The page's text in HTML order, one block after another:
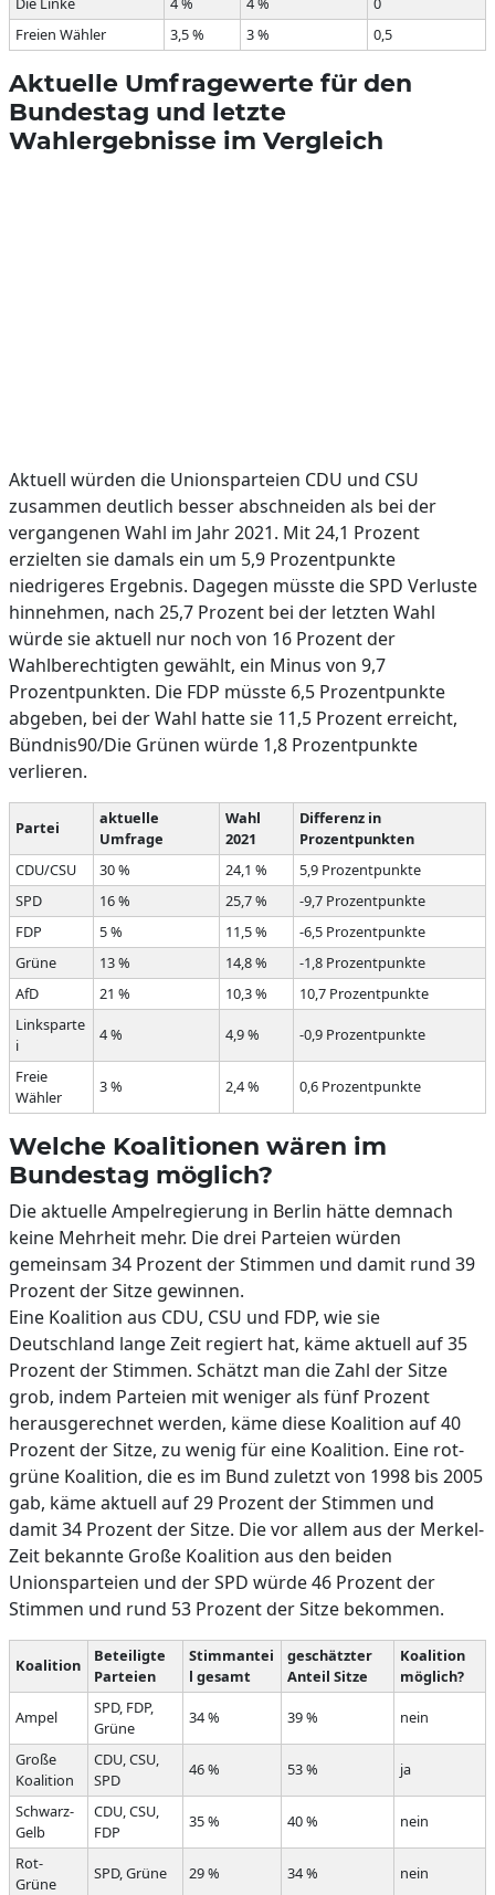
Freien Wähler
3,5 % 3 % 0,5
Aktuelle Umfragewerte für den
Bundestag und letzte
Wahlergebnisse im Vergleich
Aktuell würden die Unionsparteien CDU und CSU
zusammen deutlich besser abschneiden als bei der
vergangenen Wahl im Jahr 2021. Mit 24,1 Prozent
erzielten sie damals ein um 5,9 Prozentpunkte
niedrigeres Ergebnis. Dagegen müsste die SPD Verluste
hinnehmen, nach 25,7 Prozent bei der letzten Wahl
würde sie aktuell nur noch von 16 Prozent der
Wahlberechtigten gewählt, ein Minus von 9,7
Prozentpunkten. Die FDP müsste 6,5 Prozentpunkte
abgeben, bei der Wahl hatte sie 11,5 Prozent erreicht,
Bündnis90/Die Grünen würde 1,8 Prozentpunkte
verlieren.
Partei
aktuelle
Umfrage
Wahl
2021
Differenz in
Prozentpunkten
CDU/CSU
30 % 24,1 %
5,9 Prozentpunkte
SPD
16 % 25,7 %
-9,7 Prozentpunkte
FDP
5 % 11,5 %
-6,5 Prozentpunkte
Grüne
13 % 14,8 %
-1,8 Prozentpunkte
AfD
21 % 10,3 %
10,7 Prozentpunkte
Linksparte
i
4 % 4,9 % -0,9 Prozentpunkte
Freie
Wähler
3 % 2,4 % 0,6 Prozentpunkte
Welche Koalitionen wären im
Bundestag möglich?
Die aktuelle Ampelregierung in Berlin hätte demnach
keine Mehrheit mehr. Die drei Parteien würden
gemeinsam 34 Prozent der Stimmen und damit rund 39
Prozent der Sitze gewinnen.
Eine Koalition aus CDU, CSU und FDP, wie sie
Deutschland lange Zeit regiert hat, käme aktuell auf 35
Prozent der Stimmen. Schätzt man die Zahl der Sitze
grob, indem Parteien mit weniger als fünf Prozent
herausgerechnet werden, käme diese Koalition auf 40
Prozent der Sitze, zu wenig für eine Koalition. Eine rot-
grüne Koalition, die es im Bund zuletzt von 1998 bis 2005
gab, käme aktuell auf 29 Prozent der Stimmen und
damit 34 Prozent der Sitze. Die vor allem aus der Merkel-
Zeit bekannte Große Koalition aus den beiden
Unionsparteien und der SPD würde 46 Prozent der
Stimmen und rund 53 Prozent der Sitze bekommen.
Koalition
Beteiligte
Parteien
Stimmantei
l gesamt
geschätzter
Anteil Sitze
Koalition
möglich?
Ampel
SPD, FDP,
Grüne
34 % 39 % nein
Große
Koalition
CDU, CSU,
SPD
46 % 53 % ja
Schwarz-
Gelb
CDU, CSU,
FDP
35 % 40 % nein
Rot-
Grüne
SPD, Grüne 29 % 34 % nein